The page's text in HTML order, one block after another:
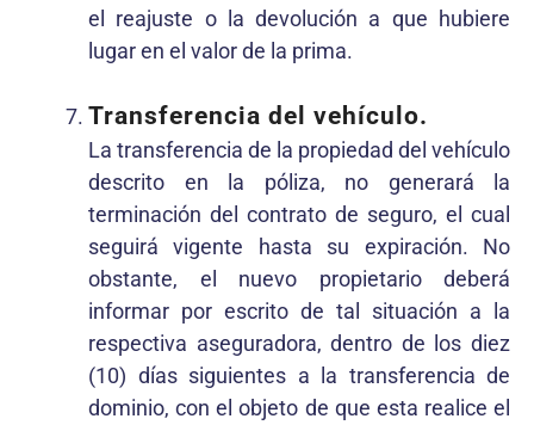
el reajuste o la devolución a que hubiere
lugar en el valor de la prima.
Transferencia del vehículo.
La transferencia de la propiedad del vehículo
descrito en la póliza, no generará la
terminación del contrato de seguro, el cual
seguirá vigente hasta su expiración. No
obstante, el nuevo propietario deberá
informar por escrito de tal situación a la
respectiva aseguradora, dentro de los diez
(10) días siguientes a la transferencia de
dominio, con el objeto de que esta realice el